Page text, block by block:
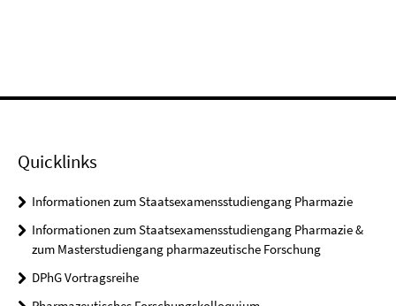
Quicklinks
Informationen zum Staatsexamensstudiengang Pharmazie
Informationen zum Staatsexamensstudiengang Pharmazie &
zum Masterstudiengang pharmazeutische Forschung
DPhG Vortragsreihe